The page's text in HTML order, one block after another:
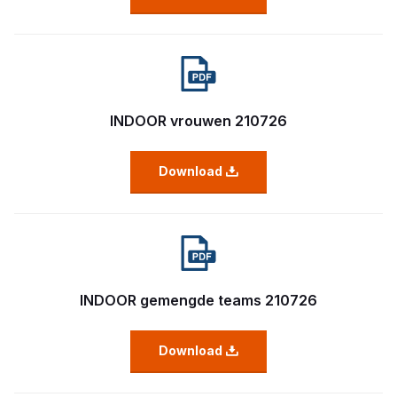
INDOOR vrouwen 210726
Download
INDOOR gemengde teams 210726
Download